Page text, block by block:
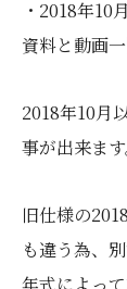
・2018年10
資料と動画
2018年10月
事が出来ます
旧仕様の
も違う為、
年式によっ